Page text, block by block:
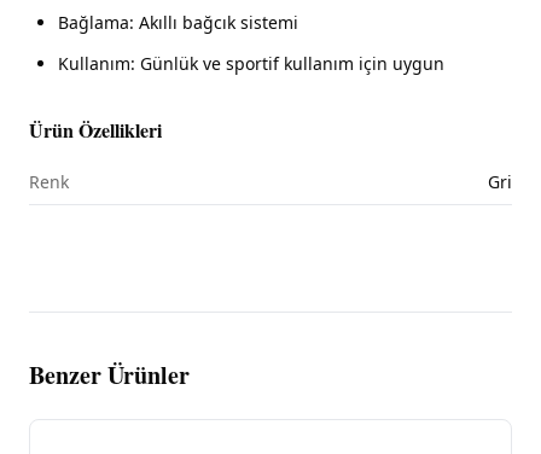
Bağlama: Akıllı bağcık sistemi
Kullanım: Günlük ve sportif kullanım için uygun
Ürün Özellikleri
Renk Gri
Benzer Ürünler